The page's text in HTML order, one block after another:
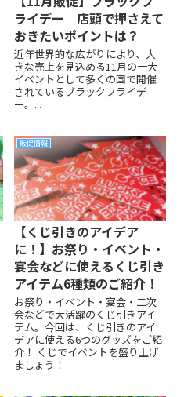
ライデー 店頭で押さえて
おきたいポイントは？
近年世界的な広がりにより、大
きな売上を見込める11月の一大
イベントとして多くの国で開催
されているブラックフライデ
ー。...
販促情報
【くじ引きのアイデア
に！】お祭り・イベント・
宴会などに使えるくじ引き
アイテム6種類のご紹介！
お祭り・イベント・宴会・二次
会などで大活躍のくじ引きアイ
テム。今回は、くじ引きのアイ
デアに使える6つのグッズをご紹
介！ くじでイベントを盛り上げ
ましょう！